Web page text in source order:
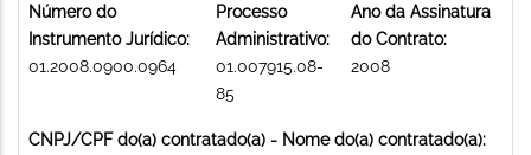
Número do
Instrumento Jurídico:
01.2008.0900.0964
Processo
Administrativo:
01.007915.08-
85
Ano da Assinatura
do Contrato:
2008
CNPJ/CPF do(a) contratado(a) - Nome do(a) contratado(a):